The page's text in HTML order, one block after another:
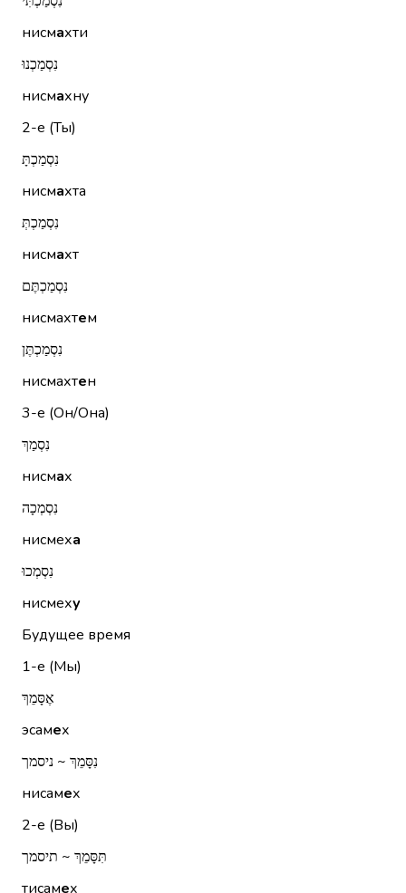
нисмахти
נִסְמַכְנוּ
нисмахну
2-е (Ты)
נִסְמַכְתָּ
нисмахта
נִסְמַכְתְּ
нисмахт
נִסְמַכְתֶּם
нисмахтем
נִסְמַכְתֶּן
нисмахтен
3-е (Он/Она)
נִסְמַךְ
нисмах
נִסְמְכָה
нисмеха
נִסְמְכוּ
нисмеху
Будущее время
1-е (Мы)
אֶסָּמֵךְ
эсамех
נִסָּמֵךְ ~ ניסמך
нисамех
2-е (Вы)
תִּסָּמֵךְ ~ תיסמך
тисамех